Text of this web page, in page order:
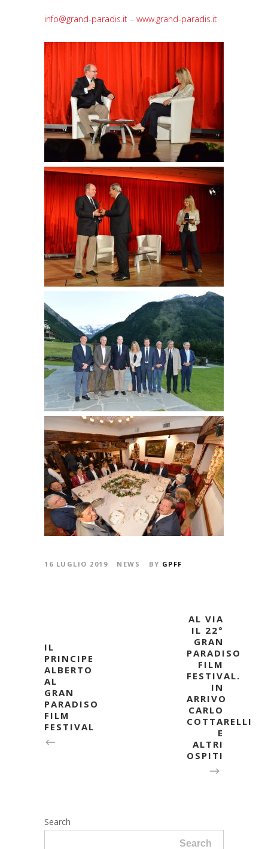
info@grand-paradis.it – www.grand-paradis.it
16 LUGLIO 2019 NEWS BY GPFF
IL
PRINCIPE
ALBERTO
AL
GRAN
PARADISO
FILM
FESTIVAL
AL VIA
IL 22°
GRAN
PARADISO
FILM
FESTIVAL.
IN
ARRIVO
CARLO
COTTARELLI
E
ALTRI
OSPITI
Search
Search